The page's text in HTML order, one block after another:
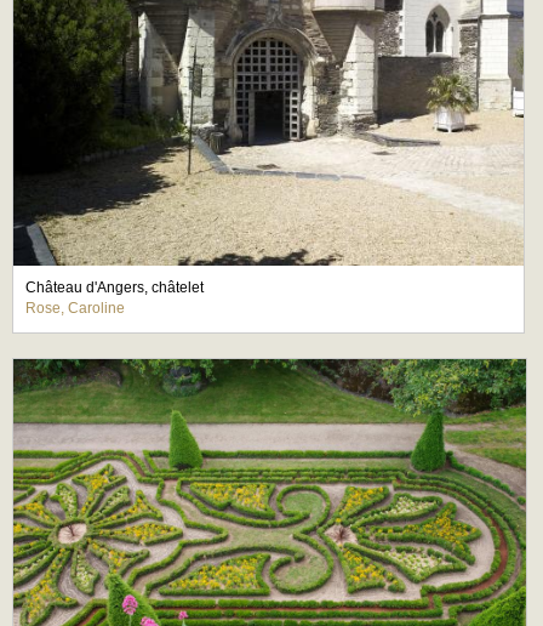
Château d'Angers, châtelet
Rose, Caroline